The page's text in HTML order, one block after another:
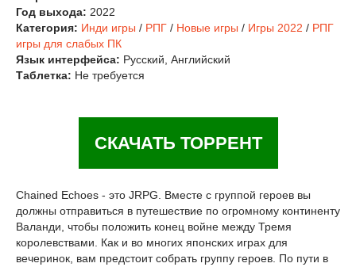
Год выхода: 2022
Категория: Инди игры / РПГ / Новые игры / Игры 2022 / РПГ
игры для слабых ПК
Язык интерфейса: Русский, Английский
Таблетка: Не требуется
СКАЧАТЬ ТОРРЕНТ
Chained Echoes - это JRPG. Вместе с группой героев вы
должны отправиться в путешествие по огромному континенту
Валанди, чтобы положить конец войне между Тремя
королевствами. Как и во многих японских играх для
вечеринок, вам предстоит собрать группу героев. По пути в